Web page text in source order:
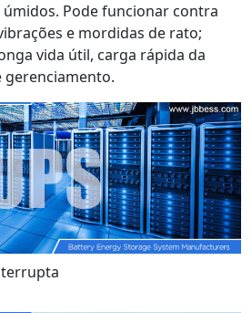
Pode funcionar contra
e mordidas de rato;
vida útil, carga rápida da
gerenciamento.